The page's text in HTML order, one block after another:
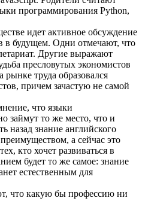
программирования Python,
идет активное обсуждение
в будущем. Одни отмечают, что
Другие выражают
пресловутых экономистов
труда образовался
причем зачастую не самой
что языки
займут то же место, что и
назад знание английского
а сейчас это
кто хочет развиваться в
будет то же самое: знание
естественным для
что какую бы профессию ни